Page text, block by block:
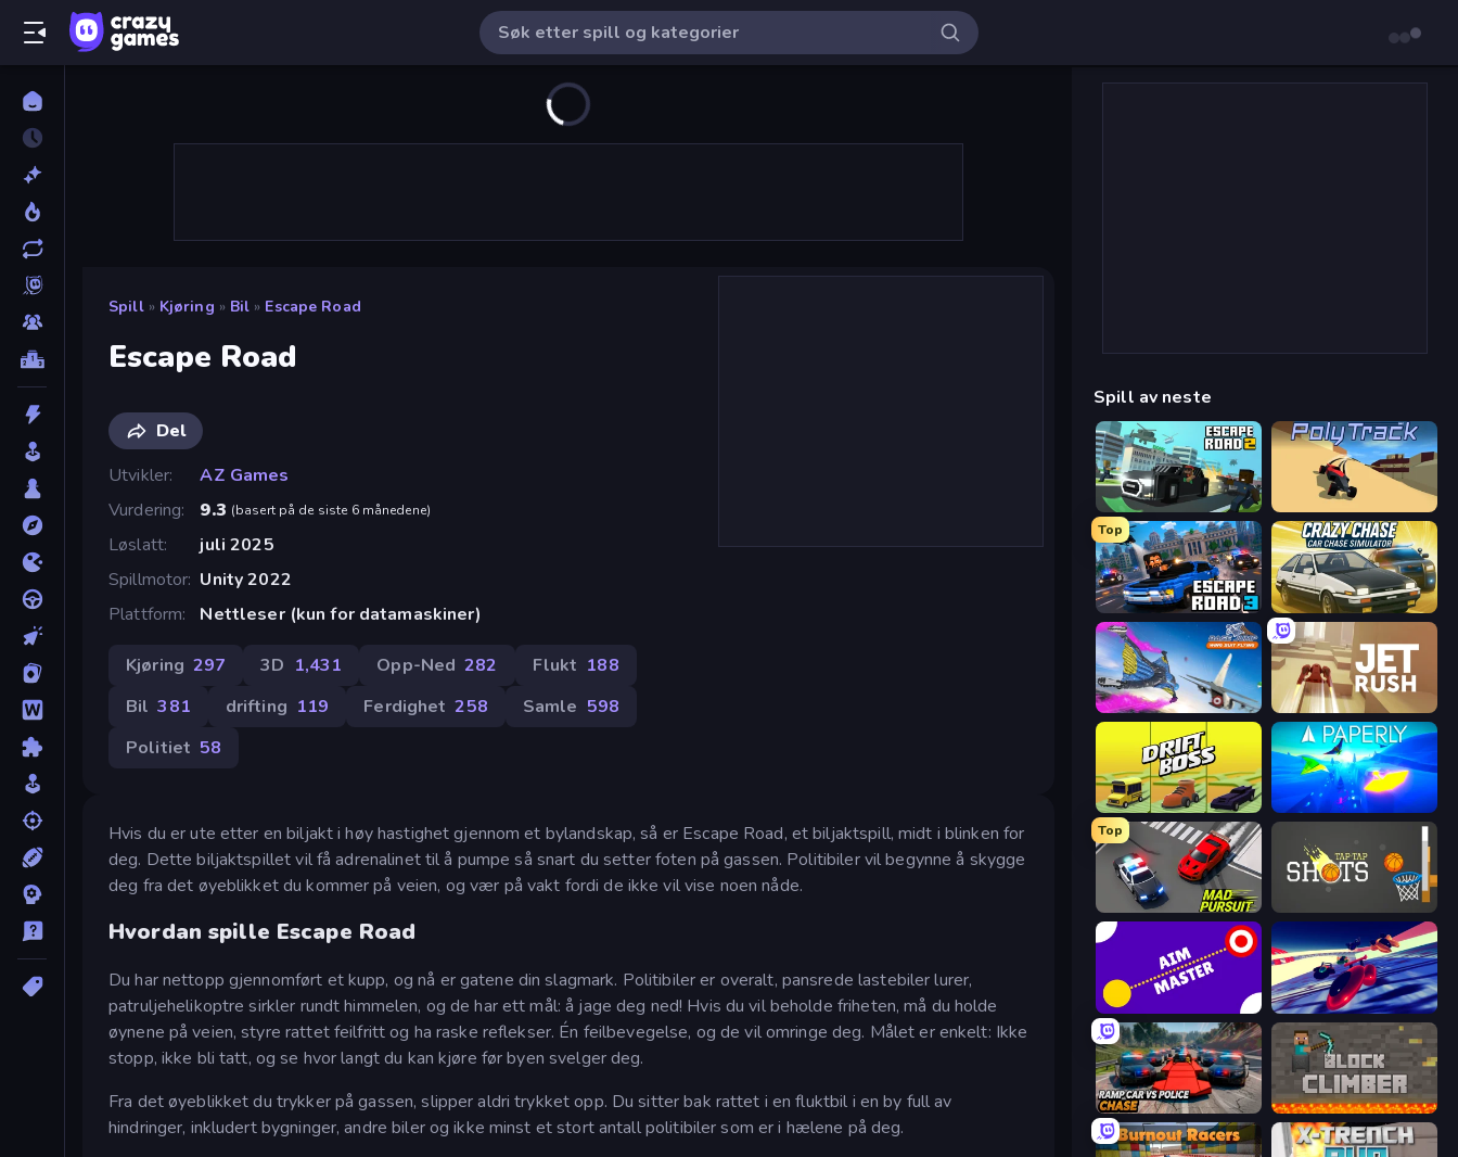
Spill » Kjøring » Bil » Escape Road
Escape Road
Del
Utvikler
AZ Games
Vurdering
9.3 (basert på de siste 6 månedene)
Løslatt
juli 2025
Spillmotor Unity 2022
Plattform
Nettleser (kun for datamaskiner)
Kjøring 297 3D 1,431 Opp-Ned 282 Flukt 188
Bil 381 drifting 119 Ferdighet 258 Samle 598
Politiet 58
Hvis du er ute etter en biljakt i høy hastighet gjennom et bylandskap, så er Escape Road, et biljaktspill, midt i blinken for
deg. Dette biljaktspillet vil få adrenalinet til å pumpe så snart du setter foten på gassen. Politibiler vil begynne å skygge
deg fra det øyeblikket du kommer på veien, og vær på vakt fordi de ikke vil vise noen nåde.
Hvordan spille Escape Road
Du har nettopp gjennomført et kupp, og nå er gatene din slagmark. Politibiler er overalt, pansrede lastebiler lurer,
patruljehelikoptre sirkler rundt himmelen, og de har ett mål: å jage deg ned! Hvis du vil beholde friheten, må du holde
øynene på veien, styre rattet feilfritt og ha raske reflekser. Én feilbevegelse, og de vil omringe deg. Målet er enkelt: Ikke
stopp, ikke bli tatt, og se hvor langt du kan kjøre før byen svelger deg.
Fra det øyeblikket du trykker på gassen, slipper aldri trykket opp. Du sitter bak rattet i en fluktbil i en by full av
hindringer, inkludert bygninger, andre biler og ikke minst et stort antall politibiler som er i hælene på deg.
Spill av neste
Escape Road 2
Top
Escape Road 3 Crazy Chase - Car Chase Simulator
Base Jump Wing Suit Flying Jet Rush
Drift Boss Paperly: Paper Plane Adventure
Top
Mad Pursuit
Aim Master Hyperspace Racers 3
Ramp Car VS Police: CHASE Block Climber